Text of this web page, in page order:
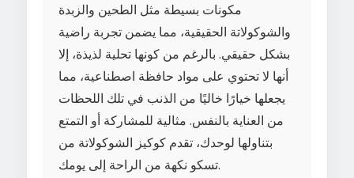
مكونات بسيطة مثل الطحين والزبدة
والشوكولاتة الحقيقية، مما يضمن تجربة راضية
بشكل حقيقي. بالرغم من كونها تحلية لذيذة، إلا
أنها لا تحتوي على مواد حافظة اصطناعية، مما
يجعلها خيارًا خاليًا من الذنب في تلك اللحظات
من العناية بالنفس. مثالية للمشاركة أو التمتع
بتناولها لوحدك، تقدم كوكيز الشوكولاتة من
تسكو نكهة من الراحة إلى يومك.